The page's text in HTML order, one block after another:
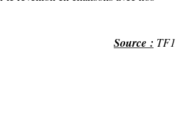
Source : TF1